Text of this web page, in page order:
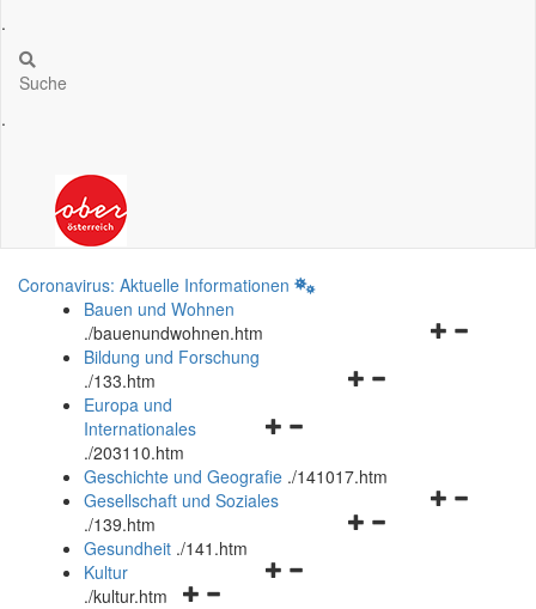
.
Suche
.
Coronavirus: Aktuelle Informationen
Bauen und Wohnen
./bauenundwohnen.htm
Navigationsmenü
Bildung und Forschung
./133.htm
Navigationsmenü
und
schließen
Europa und
Internationales
./203110.htm
Geschichte und Geografie ./141017.htm
Navigationsmenü
Gesellschaft und Soziales
./139.htm
Navigationsmenü
Gesundheit ./141.htm
Navigationsmenü
Kultur
./kultur.htm